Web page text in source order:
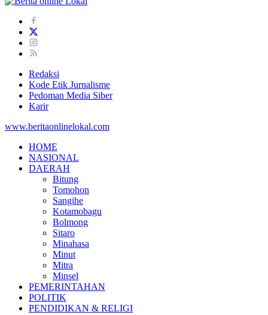
Redaksi
Kode Etik Jurnalisme
Pedoman Media Siber
Karir
www.beritaonlinelokal.com
HOME
NASIONAL
DAERAH
Bitung
Tomohon
Sangihe
Kotamobagu
Bolmong
Sitaro
Minahasa
Minut
Mitra
Minsel
PEMERINTAHAN
POLITIK
PENDIDIKAN & RELIGI